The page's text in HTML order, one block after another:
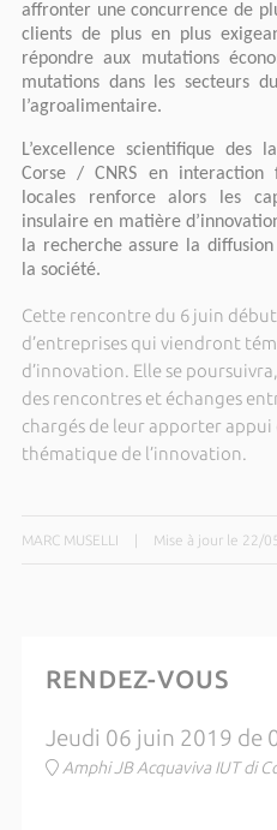
affronter une concurrence de
clients de plus en plus
répondre aux mutations
mutations dans les secteurs
l’agroalimentaire.
L’excellence scientifique des
Corse / CNRS en interaction
locales renforce alors les
insulaire en matière
la recherche assure la
la société.
Cette rencontre du 6 juin
d’entreprises qui viendront
d’innovation. Elle se
des rencontres et échanges
chargés de leur apporter
thématique de l’innovation.
MARC MUSELLI Mise à jour le 22/
RENDEZ-VOUS
Jeudi 06 juin 2019 de
Amphi JB Acquaviva IUT di